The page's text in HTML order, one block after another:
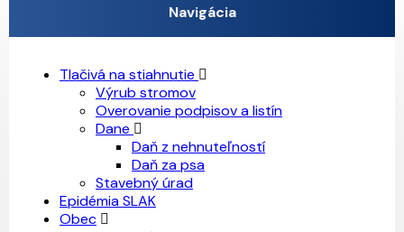
Navigácia
Tlačivá na stiahnutie
Výrub stromov
Overovanie podpisov a listín
Dane
Daň z nehnuteľností
Daň za psa
Stavebný úrad
Epidémia SLAK
Obec